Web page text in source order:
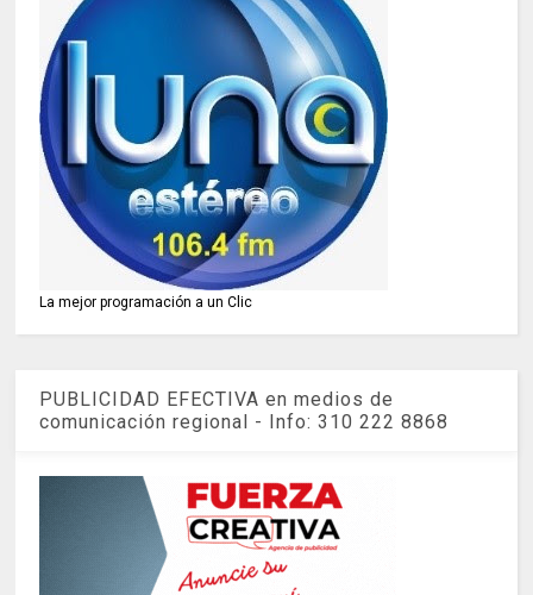
La mejor programación a un Clic
PUBLICIDAD EFECTIVA en medios de
comunicación regional - Info: 310 222 8868